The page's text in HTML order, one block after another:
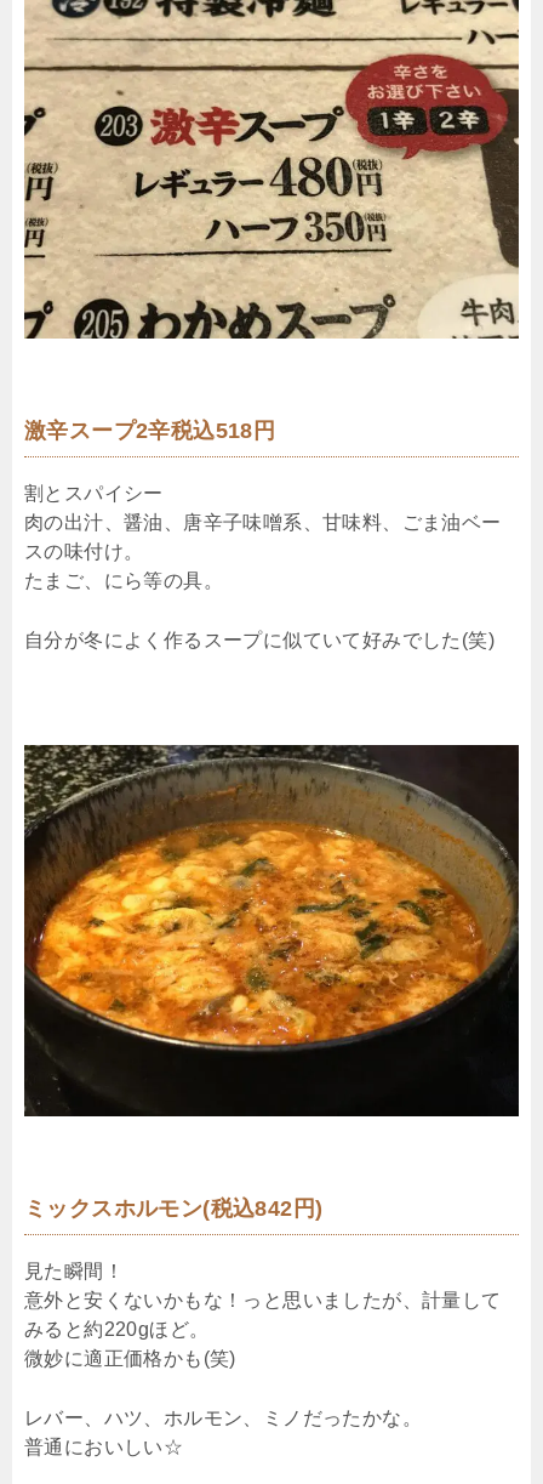
激辛スープ2辛税込518円
割とスパイシー
肉の出汁、醤油、唐辛子味噌系、甘味料、ごま油ベー
スの味付け。
たまご、にら等の具。
自分が冬によく作るスープに似ていて好みでした(笑)
ミックスホルモン(税込842円)
見た瞬間！
意外と安くないかもな！っと思いましたが、計量して
みると約220gほど。
微妙に適正価格かも(笑)
レバー、ハツ、ホルモン、ミノだったかな。
普通においしい☆